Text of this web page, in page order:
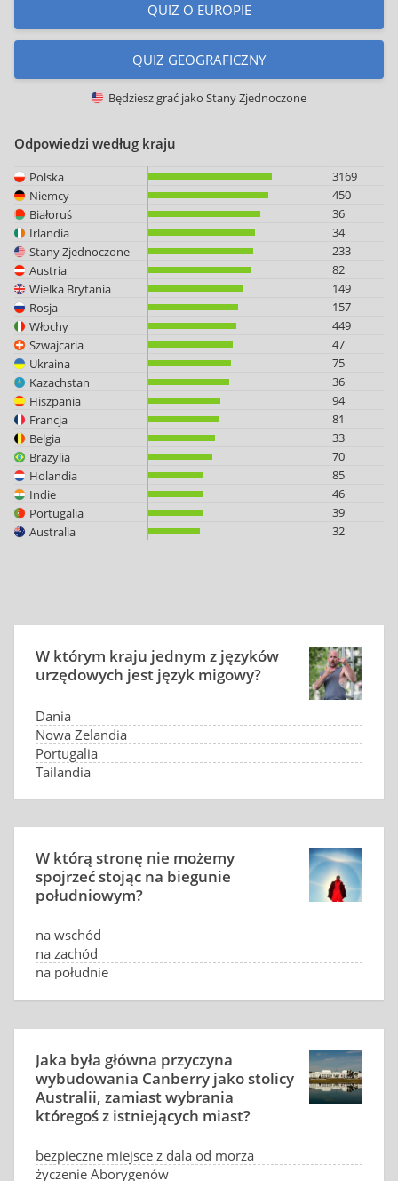
QUIZ O EUROPIE
QUIZ GEOGRAFICZNY
Będziesz grać jako Stany Zjednoczone
Odpowiedzi według kraju
Polska
3169
Niemcy
450
Białoruś
36
Irlandia
34
Stany Zjednoczone
233
Austria
82
Wielka Brytania
149
Rosja
157
Włochy
449
Szwajcaria
47
Ukraina
75
Kazachstan
36
Hiszpania
94
Francja
81
Belgia
33
Brazylia
70
Holandia
85
Indie
46
Portugalia
39
Australia
32
W którym kraju jednym z języków
urzędowych jest język migowy?
Dania
Nowa Zelandia
Portugalia
Tajlandia
W którą stronę nie możemy
spojrzeć stojąc na biegunie
południowym?
na wschód
na zachód
na południe
Jaka była główna przyczyna
wybudowania Canberry jako stolicy
Australii, zamiast wybrania
któregoś z istniejących miast?
bezpieczne miejsce z dala od morza
życzenie Aborygenów